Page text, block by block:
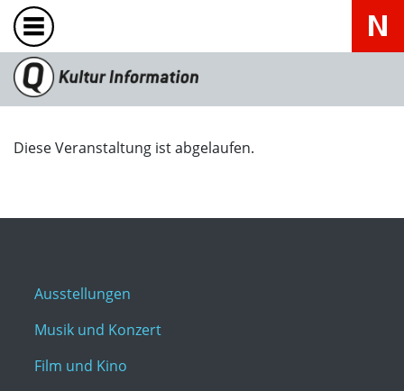
Diese Veranstaltung ist abgelaufen.
Ausstellungen
Musik und Konzert
Film und Kino